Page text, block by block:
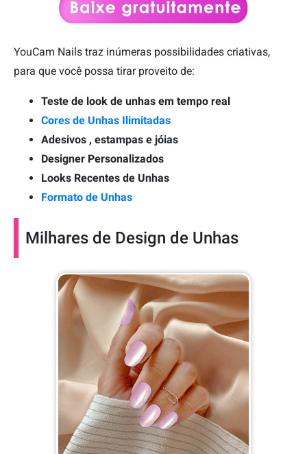
YouCam Nails traz inúmeras possibilidades criativas,
para que você possa tirar proveito de:
Teste de look de unhas em tempo real
Cores de Unhas Ilimitadas
Adesivos , estampas e jóias
Designer Personalizados
Looks Recentes de Unhas
Formato de Unhas
Milhares de Design de Unhas